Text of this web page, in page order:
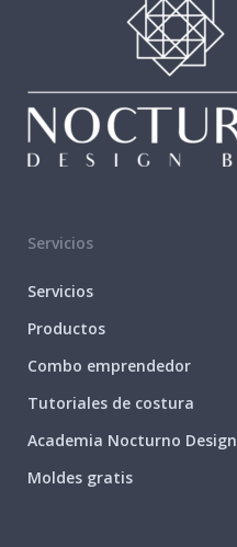
Servicios
Servicios
Productos
Combo emprendedor
Tutoriales de costura
Academia Nocturno Design
Moldes gratis